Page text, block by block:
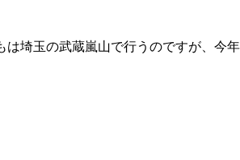
埼玉の武蔵嵐山で行うのですが、今